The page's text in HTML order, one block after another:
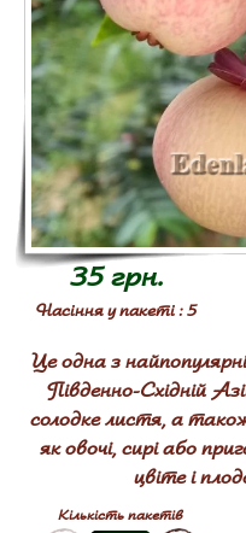
35 грн.
Насіння у пакеті : 5
Це одна з
Південно-Східній
солодке листя, а
як овочі, сирі або
цвіте і
Кількість пакетів